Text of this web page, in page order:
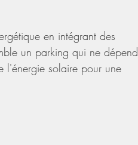
en intégrant des
un parking qui ne dépend
l'énergie solaire pour une